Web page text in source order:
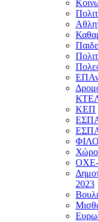
ΚΕΠ
2023